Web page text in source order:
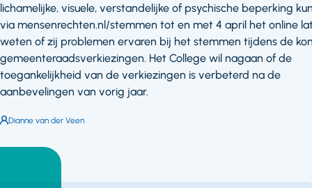
lichamelijke, visuele, verstandelijke of psychische beperking
via mensenrechten.nl/stemmen tot en met 4 april het online
weten of zij problemen ervaren bij het stemmen tijdens de
gemeenteraadsverkiezingen. Het College wil nagaan of de
toegankelijkheid van de verkiezingen is verbeterd na de
aanbevelingen van vorig jaar.
Auteur:
Dianne van der Veen